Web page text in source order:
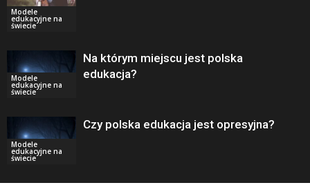
Modele
edukacyjne na
świecie
Modele
edukacyjne na
świecie
Na którym miejscu jest polska
edukacja?
Modele
edukacyjne na
świecie
Czy polska edukacja jest opresyjna?